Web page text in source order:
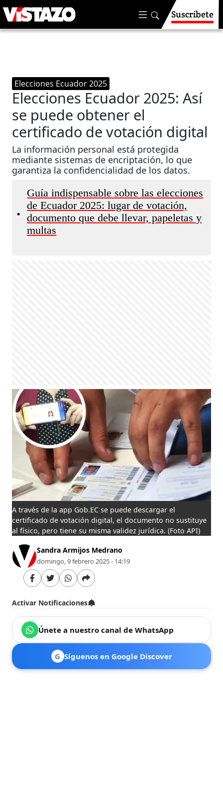
Suscríbete
Elecciones Ecuador 2025
Elecciones Ecuador 2025: Así
se puede obtener el
certificado de votación digital
La información personal está protegida
mediante sistemas de encriptación, lo que
garantiza la confidencialidad de los datos.
•
Guía indispensable sobre las elecciones
de Ecuador 2025: lugar de votación,
documento que debe llevar, papeletas y
multas
A través de la app Gob.EC se puede descargar el
certificado de votación digital, el documento no sustituye
al físico, pero tiene su misma validez jurídica. (Foto API)
Sandra Armijos Medrano
domingo, 9 febrero 2025 - 14:19
Activar Notificaciones
Únete a nuestro canal de WhatsApp
G Síguenos en Google Discover